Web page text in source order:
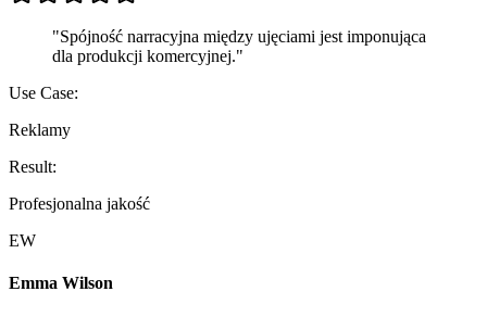
"Spójność narracyjna między ujęciami jest imponująca
dla produkcji komercyjnej."
Use Case:
Reklamy
Result:
Profesjonalna jakość
EW
Emma Wilson